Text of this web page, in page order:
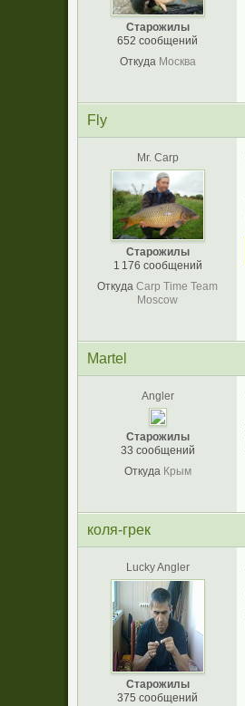
Старожилы
652 сообщений
Откуда Москва
Fly
Mr. Carp
Старожилы
1 176 сообщений
Откуда Carp Time Team
Moscow
Martel
Angler
Старожилы
33 сообщений
Откуда Крым
коля-грек
Lucky Angler
Старожилы
375 сообщений